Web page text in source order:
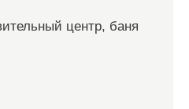
центр, баня